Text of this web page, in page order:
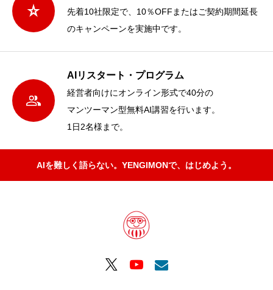
先着10社限定で、10％OFFまたはご契約期間延長
のキャンペーンを実施中です。
AIリスタート・プログラム
経営者向けにオンライン形式で40分の
マンツーマン型無料AI講習を行います。
1日2名様まで。
AIを難しく語らない。YENGIMONで、はじめよう。